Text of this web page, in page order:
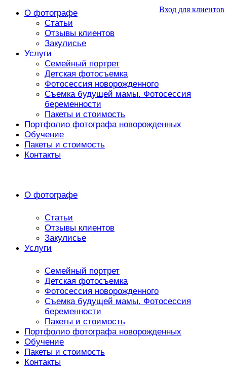
О фотографе
Статьи
Отзывы клиентов
Закулисье
Услуги
Семейный портрет
Детская фотосъемка
Фотосессия новорожденного
Съемка будущей мамы. Фотосессия
беременности
Пакеты и стоимость
Портфолио фотографа новорожденных
Обучение
Пакеты и стоимость
Контакты
Вход для клиентов
О фотографе
Статьи
Отзывы клиентов
Закулисье
Услуги
Семейный портрет
Детская фотосъемка
Фотосессия новорожденного
Съемка будущей мамы. Фотосессия
беременности
Пакеты и стоимость
Портфолио фотографа новорожденных
Обучение
Пакеты и стоимость
Контакты